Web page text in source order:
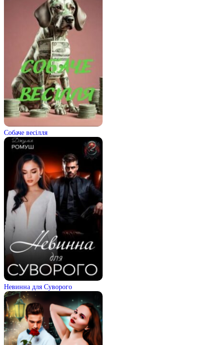
Собаче весілля
Невинна для Суворого